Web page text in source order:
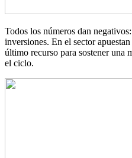
Todos los números dan
inversiones. En el sector
último recurso para sostener una
el ciclo.